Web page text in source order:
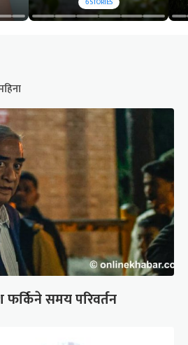
समय परिवर्तन